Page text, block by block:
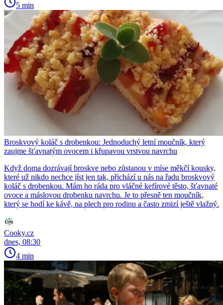
5 min
Broskvový koláč s drobenkou: Jednoduchý letní moučník, který
zaujme šťavnatým ovocem i křupavou vrstvou navrchu
Když doma dozrávají broskve nebo zůstanou v míse měkčí kousky,
které už nikdo nechce jíst jen tak, přichází u nás na řadu broskvový
koláč s drobenkou. Mám ho ráda pro vláčné kefírové těsto, šťavnaté
ovoce a máslovou drobenku navrchu. Je to přesně ten moučník,
který se hodí ke kávě, na plech pro rodinu a často zmizí ještě vlažný.
Cooky.cz
dnes, 08:30
4 min